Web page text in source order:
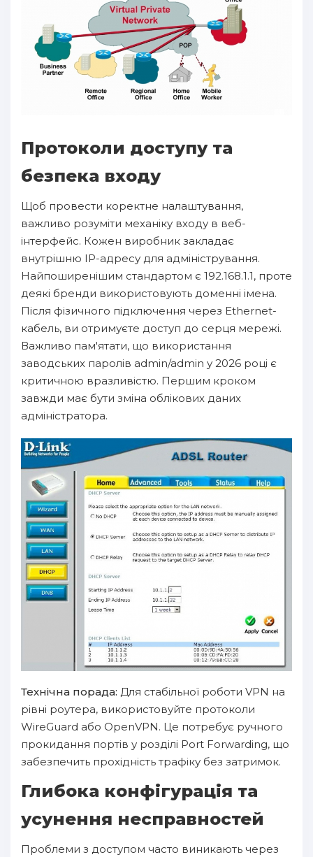
Протоколи доступу та
безпека входу
Щоб провести коректне налаштування,
важливо розуміти механіку входу в веб-
інтерфейс. Кожен виробник закладає
внутрішню IP-адресу для адміністрування.
Найпоширенішим стандартом є 192.168.1.1, проте
деякі бренди використовують доменні імена.
Після фізичного підключення через Ethernet-
кабель, ви отримуєте доступ до серця мережі.
Важливо пам'ятати, що використання
заводських паролів admin/admin у 2026 році є
критичною вразливістю. Першим кроком
завжди має бути зміна облікових даних
адміністратора.
Технічна порада: Для стабільної роботи VPN на
рівні роутера, використовуйте протоколи
WireGuard або OpenVPN. Це потребує ручного
прокидання портів у розділі Port Forwarding, що
забезпечить прохідність трафіку без затримок.
Глибока конфігурація та
усунення несправностей
Проблеми з доступом часто виникають через